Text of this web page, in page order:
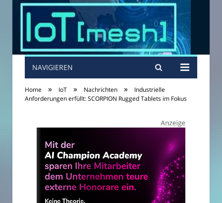
NAVIGIEREN
Home » IoT » Nachrichten »
Industrielle
Anforderungen erfüllt: SCORPION Rugged Tablets im Fokus